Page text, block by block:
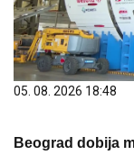
05. 08. 2026 18:48
Beograd dobija